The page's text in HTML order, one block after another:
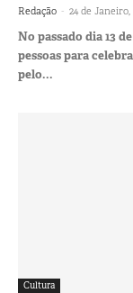
Redação - 24 de Janeiro,
No passado dia 13
pessoas para
pelo...
Cultura